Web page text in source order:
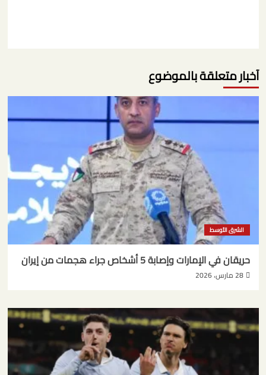
آخبار متعلقة بالموضوع
الشرق الأوسط
حريقان في الإمارات وإصابة 5 أشخاص جراء هجمات من إيران
28 مارس، 2026